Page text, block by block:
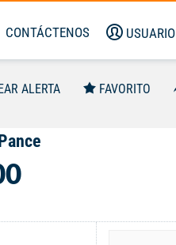
CONTÁCTENOS USUARIO
ALERTA FAVORITO